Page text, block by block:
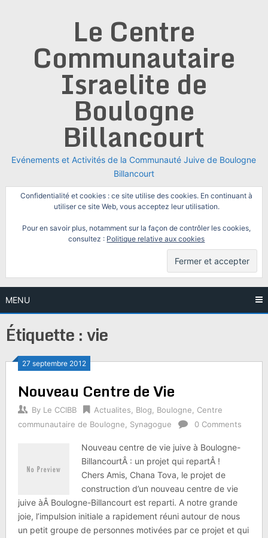
Le Centre
Communautaire
Israelite de
Boulogne
Billancourt
Evénements et Activités de la Communauté Juive de Boulogne
Billancourt
Confidentialité et cookies : ce site utilise des cookies. En continuant à
utiliser ce site Web, vous acceptez leur utilisation.
Pour en savoir plus, notamment sur la façon de contrôler les cookies,
consultez : Politique relative aux cookies
MENU
Étiquette :vie
27 septembre 2012
Nouveau Centre de Vie
By Le CCIBB Actualites Blog Boulogne
Centre
communautaire de Boulogne
Synagogue 0 Comments
Nouveau centre de vie juive à Boulogne-
BillancourtÂ : un projet qui repartÂ !
Chers Amis, Chana Tova, le projet de
construction d’un nouveau centre de vie
juive àÂ Boulogne-Billancourt est reparti. A notre grande
joie, l’impulsion initiale a rapidement réuni autour de nous
un petit groupe de personnes motivées par ce projet et qui